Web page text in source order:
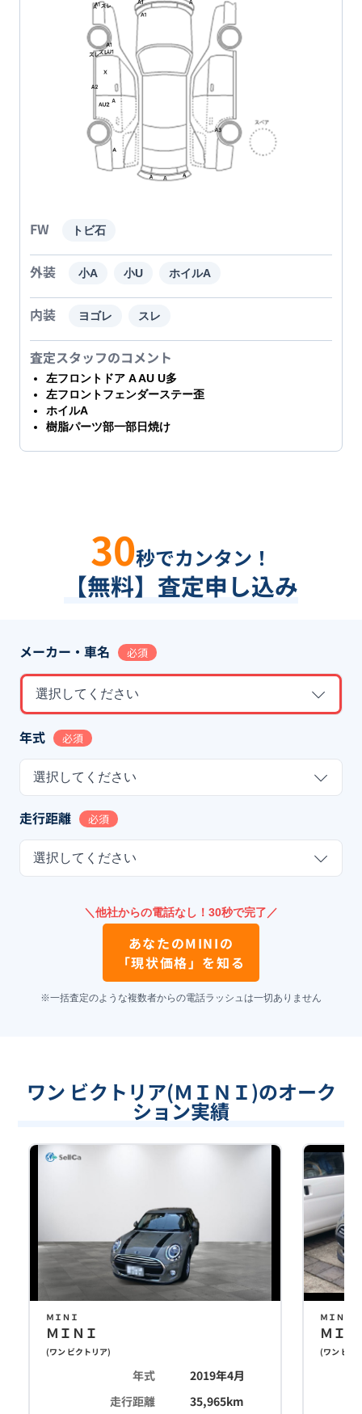
FW トビ石
外装 小A 小U ホイルA
内装 ヨゴレ スレ
査定スタッフのコメント
左フロントドア A AU U多
左フロントフェンダーステー歪
ホイルA
樹脂パーツ部一部日焼け
30秒でカンタン！
【無料】査定申し込み
メーカー・車名 必須
選択してください
年式 必須
選択してください
走行距離 必須
選択してください
＼他社からの電話なし！30秒で完了／
あなたのMINIの
「現状価格」を知る
※一括査定のような複数者からの電話ラッシュは一切ありません
ワン ビクトリア(ＭＩＮＩ)のオーク
ション実績
ＭＩＮＩ
ＭＩＮＩ
(ワン ビクトリア)
年式
2019年4月
走行距離
35,965km
ＭＩＮＩ
ＭＩ
(ワン ビク